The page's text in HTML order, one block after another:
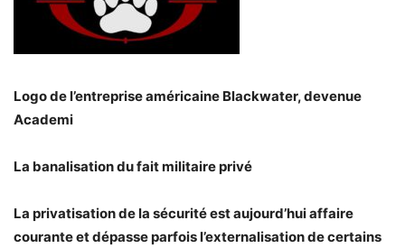
Logo de l’entreprise américaine Blackwater, devenue
Academi
La banalisation du fait militaire privé
La privatisation de la sécurité est aujourd’hui affaire
courante et dépasse parfois l’externalisation de certains